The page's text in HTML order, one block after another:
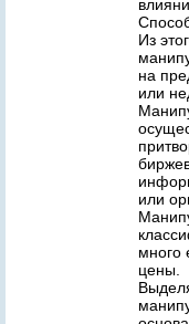
Из
на
или
или
много
цены.